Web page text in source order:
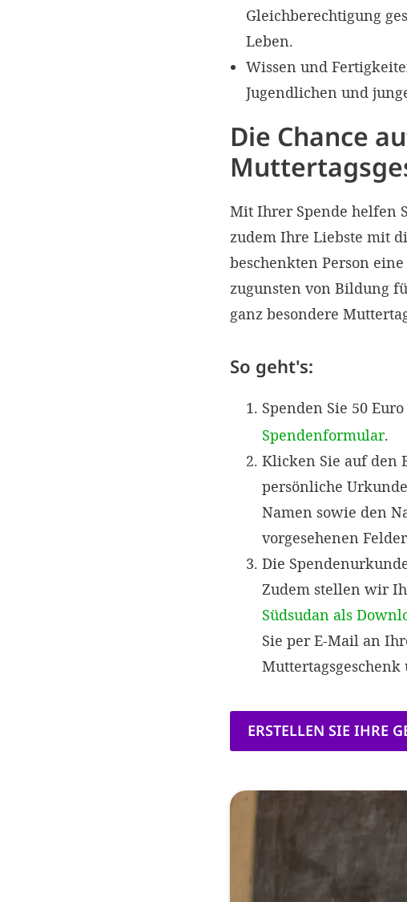
Gleichberechtigung
Leben.
Wissen und
Jugendlichen und
Die Chance
Mit Ihrer Spende helfen
zudem Ihre Liebste mit
beschenkten Person
zugunsten von Bildung
ganz besondere
So geht's:
Spenden Sie 50
Spendenformular.
Klicken Sie auf den
persönliche
Namen sowie den
vorgesehenen
Die
Zudem stellen wir
Südsudan als
Sie per E-Mail an
ERSTELLEN SIE IHRE